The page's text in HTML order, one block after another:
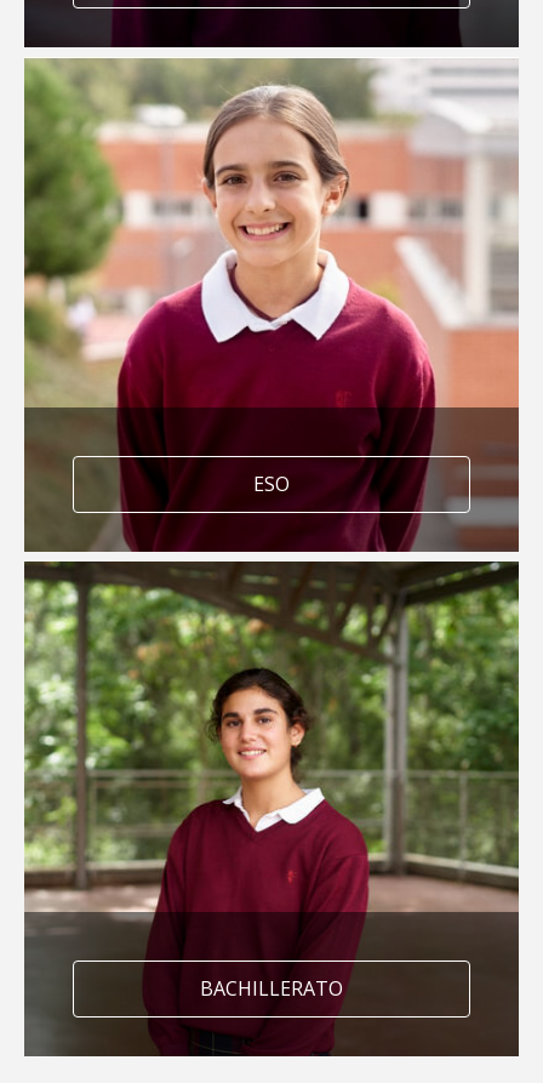
Entusiasmat
Proyecto Educación
responsable
Más de 8 actividades
extraescolares
Aula de Naturaleza
Plan lector
ESO
Proyecto Be Leader
Club de debate
Peer Support project
BACHILLERATO